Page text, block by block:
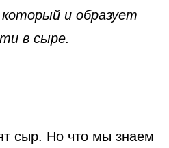
который и образует
в сыре.
сыр. Но что мы знаем